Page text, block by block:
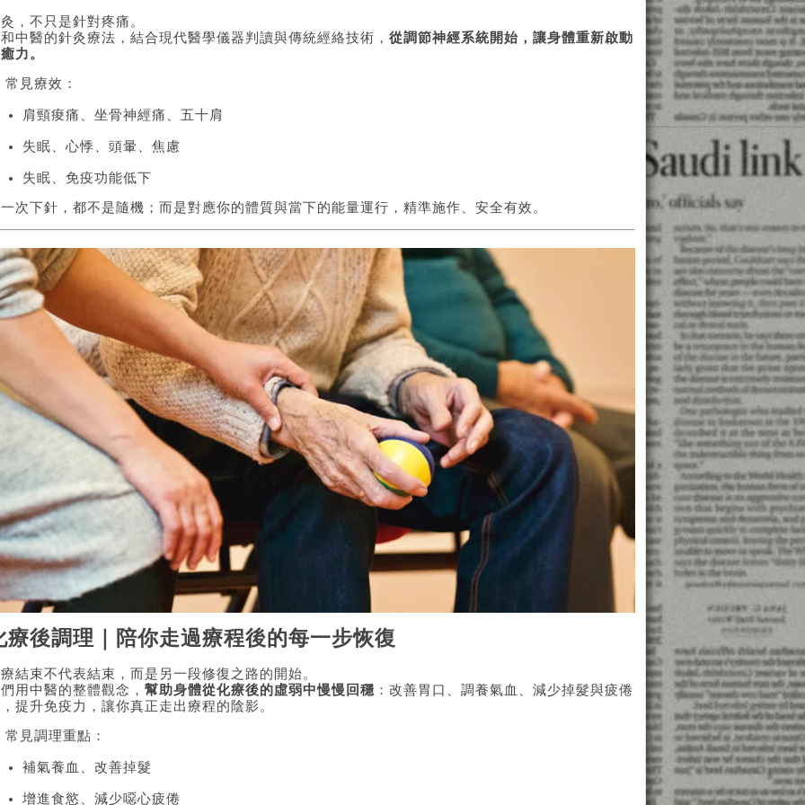
，不只是針對疼痛。
中醫的針灸療法，結合現代醫學儀器判讀與傳統經絡技術， 從調節神經系統開始，讓身體重新啟動
力。
常見療效：
肩頸痠痛、坐骨神經痛、五十肩
失眠、心悸、頭暈、焦慮
失眠、免疫功能低下
次下針，都不是隨機；而是對應你的體質與當下的能量運行，精準施作、安全有效。
療後調理｜陪你走過療程後的每一步恢復
結束不代表結束，而是另一段修復之路的開始。
用中醫的整體觀念， 幫助身體從化療後的虛弱中慢慢回穩 ：改善胃口、調養氣血、減少掉髮與疲倦
提升免疫力，讓你真正走出療程的陰影。
常見調理重點：
補氣養血、改善掉髮
增進食慾、減少噁心疲倦